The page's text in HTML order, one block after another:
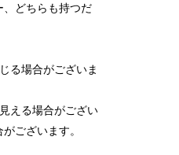
どちらも持つだ
る場合がございま
える場合がござい
ございます。